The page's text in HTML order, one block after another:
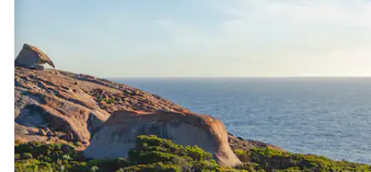
pomocou klávesov so šípkami nahor a nadol alebo ich preskúmať